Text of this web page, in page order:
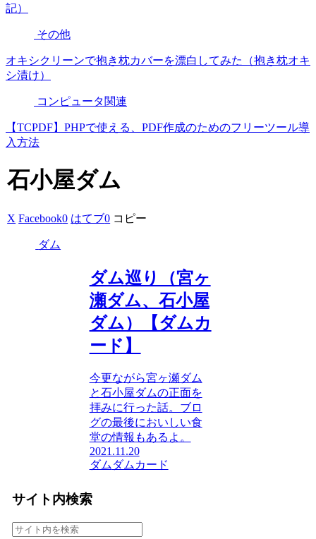
記）
その他
オキシクリーンで抱き枕カバーを漂白してみた（抱き枕オキ
シ漬け）
コンピュータ関連
【TCPDF】PHPで使える、PDF作成のためのフリーツール導
入方法
石小屋ダム
X Facebook0 はてブ0 コピー
ダム
ダム巡り（宮ヶ
瀬ダム、石小屋
ダム）【ダムカ
ード】
今更ながら宮ヶ瀬ダム
と石小屋ダムの正面を
拝みに行った話。ブロ
グの最後においしい食
堂の情報もあるよ。
2021.11.20
ダム ダムカード
サイト内検索